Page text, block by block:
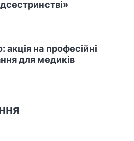
на професійні
для медиків